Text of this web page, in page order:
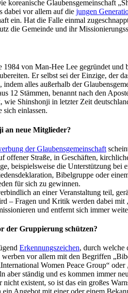
koreanische Glaubensgemeinschaft
dabei vor allem auf die jungen
ein. Hat die Falle einmal
die Gemeinde und ihr
1984 von Man-Hee Lee gegründet und
Er selbst sei der Einzige, der
indem alles außerhalb der
12 Stämmen, benannt nach den
wie Shinshonji in letzter Zeit
einlassen.
an neue Mitglieder?
der Glaubensgemeinschaft
offener Straße, in Geschäften,
beispielsweise die Unterstützung bei
Bibelgruppe oder
für sich zu gewinnen.
an einer Veranstaltung teil,
– Fragen und Kritik werden dabei mit
und entfernt sich immer
der Gruppierung schützen?
Erkennungszeichen, durch welche
vor allem mit den Begriffen
Women Peace Group“
aber ständig und es kommen immer
nicht existent, so ist das ein großes